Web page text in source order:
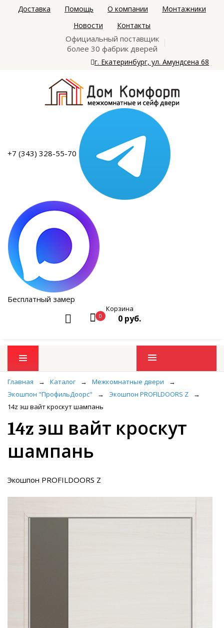
Доставка Помощь О компании
Монтажники
Новости
Контакты
Официальный поставщик
более 30 фабрик дверей
г. Екатеринбург, ул. Амундсена 68
+7 (343) 328-55-70
Бесплатный замер
0
Корзина
0 руб.
Промо товары
Главная → Каталог → Межкомнатные двери
→
Экошпон "ПрофильДоорс"
→ Экошпон PROFILDOORS Z
→
14z эш вайт кроскут шампань
14z эш вайт кроскут
шампань
Экошпон PROFILDOORS Z